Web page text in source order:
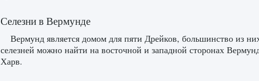
Селезни в Вермунде
Вермунд является домом для пяти Дрейков, большинство из
селезней можно найти на восточной и западной сторонах
Харв.